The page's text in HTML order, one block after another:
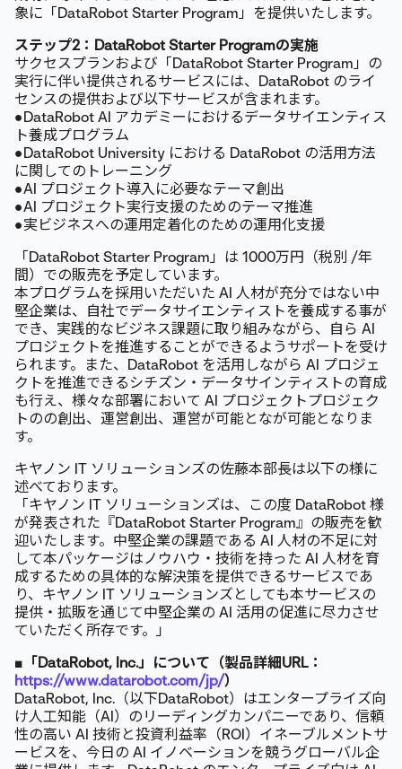
象に「DataRobot Starter Program」を提供いたします。
ステップ2：DataRobot Starter Programの実施
サクセスプランおよび「DataRobot Starter Program」の
実行に伴い提供されるサービスには、DataRobot のライ
センスの提供および以下サービスが含まれます。
●DataRobot AI アカデミーにおけるデータサイエンティス
ト養成プログラム
●DataRobot University における DataRobot の活用方法
に関してのトレーニング
●AI プロジェクト導入に必要なテーマ創出
●AI プロジェクト実行支援のためのテーマ推進
●実ビジネスへの運用定着化のための運用化支援
「DataRobot Starter Program」は 1000万円（税別 /年
間）での販売を予定しています。
本プログラムを採用いただいた AI 人材が充分ではない中
堅企業は、自社でデータサイエンティストを養成する事が
でき、実践的なビジネス課題に取り組みながら、自ら AI
プロジェクトを推進することができるようサポートを受け
られます。また、DataRobot を活用しながら AI プロジェ
クトを推進できるシチズン・データサインティストの育成
も行え、様々な部署において AI プロジェクトプロジェク
トのの創出、運営創出、運営が可能となが可能となりま
す。
キヤノン IT ソリューションズの佐藤本部長は以下の様に
述べております。
「キヤノン IT ソリューションズは、この度 DataRobot 様
が発表された『DataRobot Starter Program』の販売を歓
迎いたします。中堅企業の課題である AI 人材の不足に対
して本パッケージはノウハウ・技術を持った AI 人材を育
成するための具体的な解決策を提供できるサービスであ
り、キヤノン IT ソリューションズとしても本サービスの
提供・拡販を通じて中堅企業の AI 活用の促進に尽力させ
ていただく所存です。」
■「DataRobot, Inc.」について（製品詳細URL：
https://www.datarobot.com/jp/）
DataRobot, Inc.（以下DataRobot）はエンタープライズ向
け人工知能（AI）のリーディングカンパニーであり、信頼
性の高い AI 技術と投資利益率（ROI）イネーブルメントサ
ービスを、今日の AI イノベーションを競うグローバル企